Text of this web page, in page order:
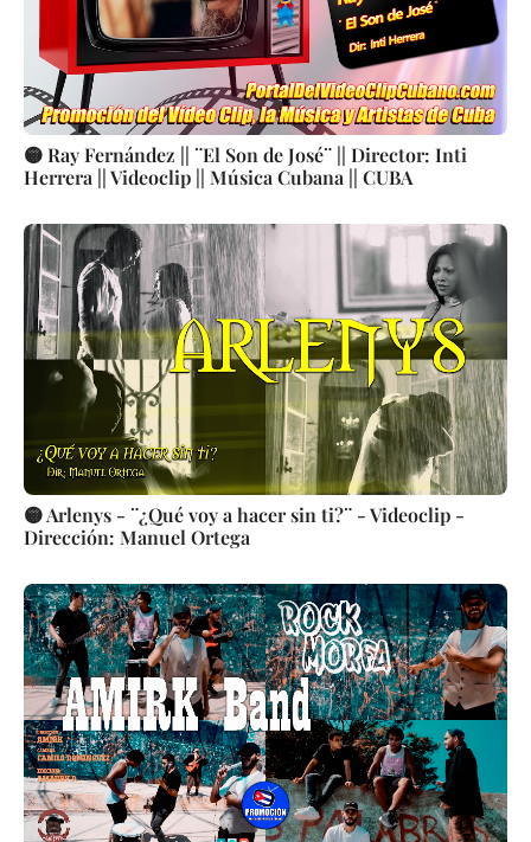
🟡 Ray Fernández || ¨El Son de José¨ || Director: Inti
Herrera || Videoclip || Música Cubana || CUBA
🟡 Arlenys - ¨¿Qué voy a hacer sin ti?¨ - Videoclip -
Dirección: Manuel Ortega